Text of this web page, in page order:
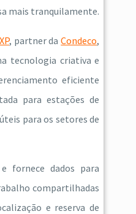
mais tranquilamente.
, partner daCondeco,
tecnologia criativa e
eficiente
para estações de
para os setores de
fornece dados para
compartilhadas
e reserva de